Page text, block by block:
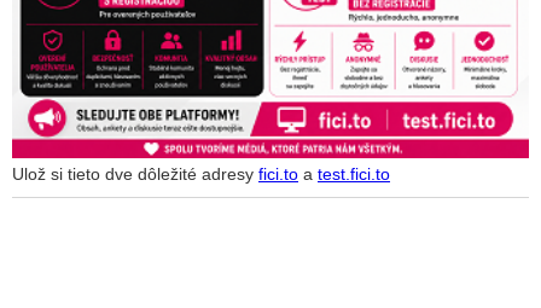
Ulož si tieto dve dôležité adresy fici.to a test.fici.to